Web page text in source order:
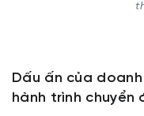
Dấu ấn của
hành trình chuyển